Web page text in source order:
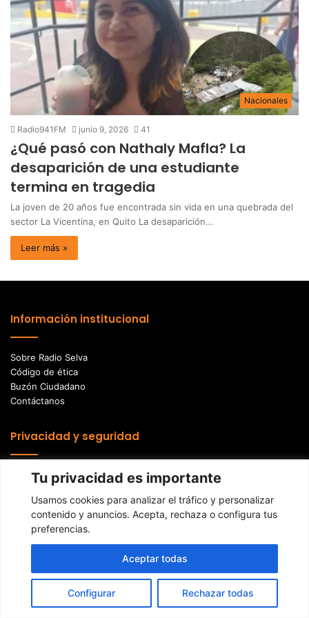
Tu privacidad es importante
Usamos cookies para analizar el tráfico y personalizar
contenido y anuncios. Acepta, rechaza o configura tus
preferencias.
Configurar Rechazar todas
Aceptar todas
Nacionales
Radio941FM junio 9, 2026 41
¿Qué pasó con Nathaly Mafla? La
desaparición de una estudiante
termina en tragedia
La joven de 20 años fue encontrada sin vida en una quebrada del
sector La Vicentina, en Quito La desaparición…
Leer más »
Información institucional
Sobre Radio Selva
Código de ética
Buzón Ciudadano
Contáctanos
Privacidad y seguridad
Política de privacidad
Radio Selva © Copyright 2026, Todos los derechos reservados |
Webdesing por KaPcHosting Ecuador
Instagram
Hola, en qué podemos
ayudarte?